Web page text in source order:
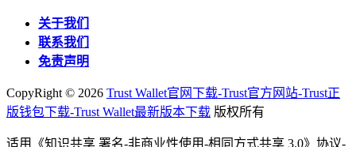
关于我们
联系我们
免责声明
CopyRight © 2026 Trust Wallet官网下载-Trust官方网站-Trust正
版钱包下载-Trust Wallet最新版本下载 版权所有
适用《知识共享 署名-非商业性使用-相同方式共享 3.0》协议-